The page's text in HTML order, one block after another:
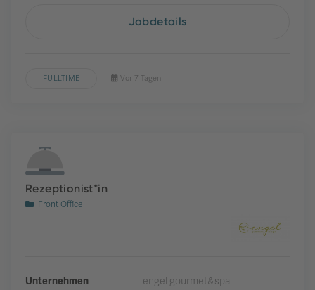
Jobdetails
FULLTIME Vor 7 Tagen
Rezeptionist*in
Front Office
Unternehmen
engel gourmet&spa